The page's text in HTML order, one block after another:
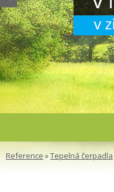
Reference »Tepelná čerpadla